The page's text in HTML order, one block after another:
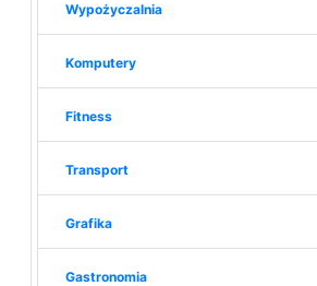
Wypożyczalnia
Komputery
Fitness
Transport
Grafika
Gastronomia